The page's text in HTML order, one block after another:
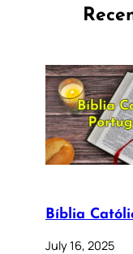
Bíblia
July 16, 2025